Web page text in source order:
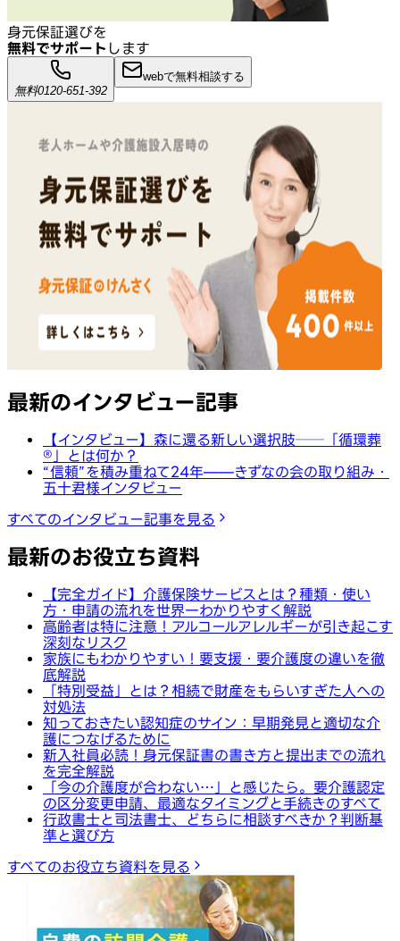
身元保証選びを
無料でサポート します
無料0120-651-392
webで無料相談する
最新のインタビュー記事
【インタビュー】森に還る新しい選択肢──「循環葬
®︎」とは何か？
“信頼”を積み重ねて24年——きずなの会の取り組み・
五十君様インタビュー
すべてのインタビュー記事を見る
最新のお役立ち資料
【完全ガイド】介護保険サービスとは？種類・使い
方・申請の流れを世界一わかりやすく解説
高齢者は特に注意！アルコールアレルギーが引き起こす
深刻なリスク
家族にもわかりやすい！要支援・要介護度の違いを徹
底解説
「特別受益」とは？相続で財産をもらいすぎた人への
対処法
知っておきたい認知症のサイン：早期発見と適切な介
護につなげるために
新入社員必読！身元保証書の書き方と提出までの流れ
を完全解説
「今の介護度が合わない…」と感じたら。要介護認定
の区分変更申請、最適なタイミングと手続きのすべて
行政書士と司法書士、どちらに相談すべきか？判断基
準と選び方
すべてのお役立ち資料を見る